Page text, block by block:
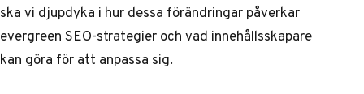
ska vi djupdyka i hur dessa förändringar påverkar
evergreen SEO-strategier och vad innehållsskapare
kan göra för att anpassa sig.